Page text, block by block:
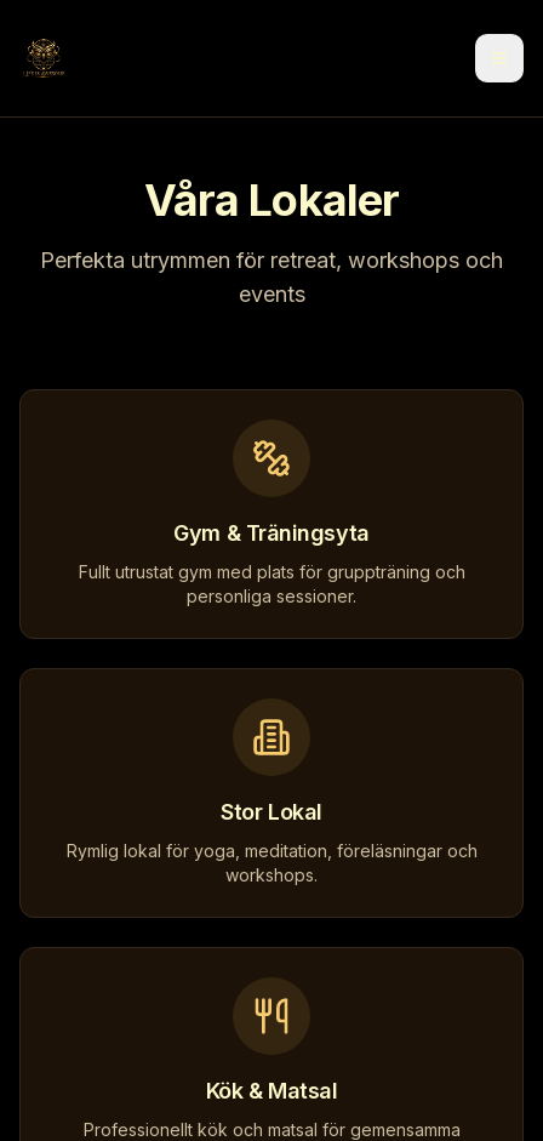
Våra Lokaler
Perfekta utrymmen för retreat, workshops och
events
Gym & Träningsyta
Fullt utrustat gym med plats för gruppträning och
personliga sessioner.
Stor Lokal
Rymlig lokal för yoga, meditation, föreläsningar och
workshops.
Kök & Matsal
Professionellt kök och matsal för gemensamma